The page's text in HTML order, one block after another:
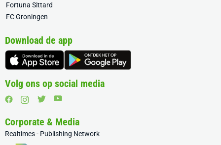
Fortuna Sittard
FC Groningen
Download de app
Volg ons op social media
Corporate & Media
Realtimes - Publishing Network